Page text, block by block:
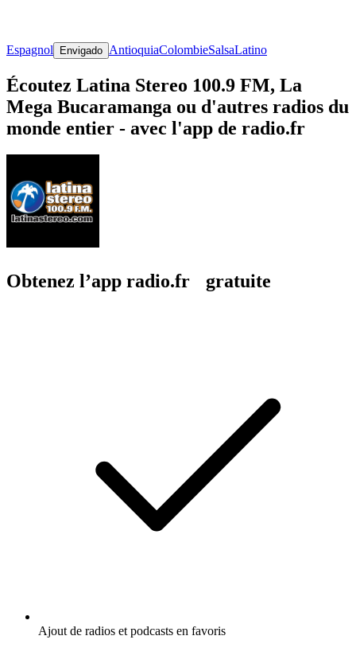
Espagnol Envigado AntioquiaColombieSalsaLatino
Écoutez Latina Stereo 100.9 FM, La
Mega Bucaramanga ou d'autres radios du
monde entier - avec l'app de radio.fr
Obtenez l’app radio.fr gratuite
Ajout de radios et podcasts en favoris